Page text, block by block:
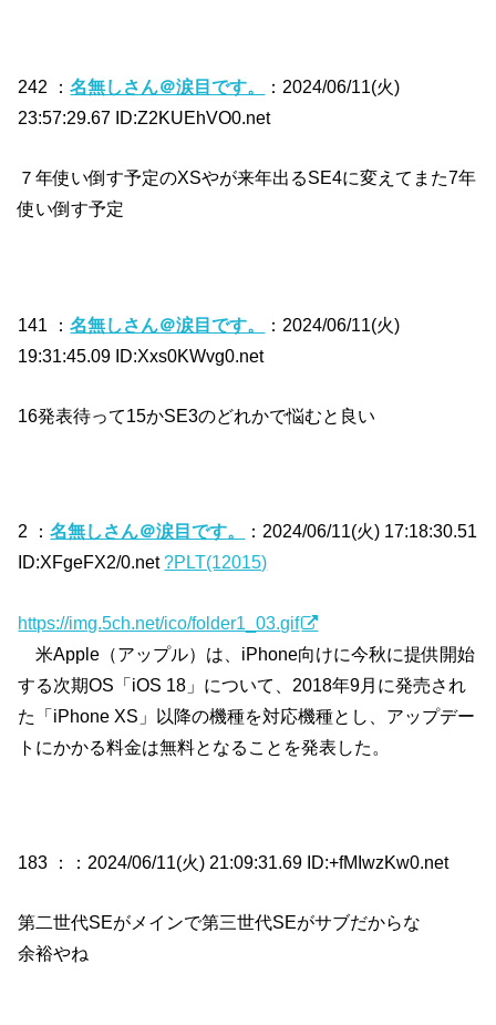
242 ：名無しさん＠涙目です。
：2024/06/11(火)
23:57:29.67 ID:Z2KUEhVO0.net
７年使い倒す予定のXSやが来年出るSE4に変えてまた7年
使い倒す予定
141 ：名無しさん＠涙目です。
：2024/06/11(火)
19:31:45.09 ID:Xxs0KWvg0.net
16発表待って15かSE3のどれかで悩むと良い
2 ：名無しさん＠涙目です。
：2024/06/11(火) 17:18:30.51
ID:XFgeFX2/0.net?PLT(12015)
https://img.5ch.net/ico/folder1_03.gif
米Apple（アップル）は、iPhone向けに今秋に提供開始
する次期OS「iOS 18」について、2018年9月に発売され
た「iPhone XS」以降の機種を対応機種とし、アップデー
トにかかる料金は無料となることを発表した。
183 ： ：2024/06/11(火) 21:09:31.69 ID:+fMIwzKw0.net
第二世代SEがメインで第三世代SEがサブだからな
余裕やね